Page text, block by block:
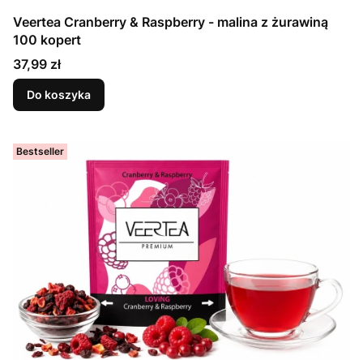
Veertea Cranberry & Raspberry - malina z żurawiną
100 kopert
Cena
37,99 zł
Do koszyka
Bestseller